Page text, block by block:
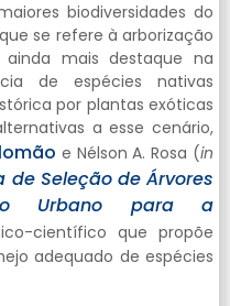
biodiversidades do
se refere à arborização
ainda mais destaque na
de espécies nativas
por plantas exóticas
a esse cenário,
e Nélson A. Rosa (in
de Seleção de Árvores
Urbano para a
científico que propõe
adequado de espécies